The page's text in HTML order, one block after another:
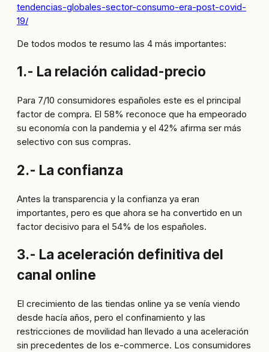
tendencias-globales-sector-consumo-era-post-covid-
19/
De todos modos te resumo las 4 más importantes:
1.- La relación calidad-precio
Para 7/10 consumidores españoles este es el principal
factor de compra. El 58% reconoce que ha empeorado
su economía con la pandemia y el 42% afirma ser más
selectivo con sus compras.
2.- La confianza
Antes la transparencia y la confianza ya eran
importantes, pero es que ahora se ha convertido en un
factor decisivo para el 54% de los españoles.
3.- La aceleración definitiva del
canal online
El crecimiento de las tiendas online ya se venía viendo
desde hacía años, pero el confinamiento y las
restricciones de movilidad han llevado a una aceleración
sin precedentes de los e-commerce. Los consumidores